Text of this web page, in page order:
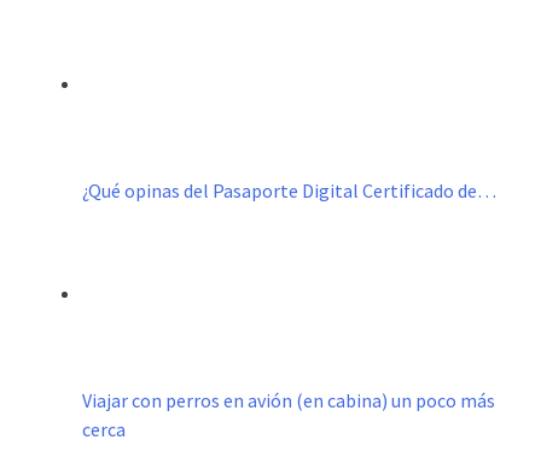
¿Qué opinas del Pasaporte Digital Certificado de…
Viajar con perros en avión (en cabina) un poco más
cerca